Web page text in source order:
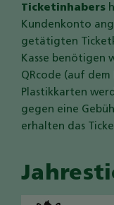
Ticketinhabers
Kundenkonto
getätigten
Kasse benötigen
QRcode (auf
Plastikkarten
gegen eine
erhalten das